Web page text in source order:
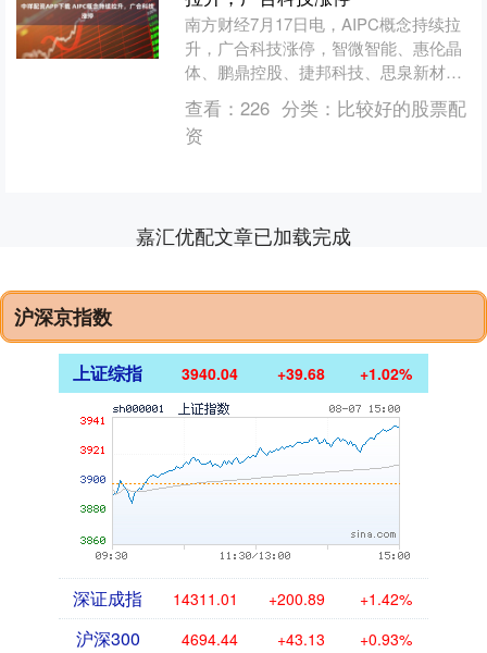
南方财经7月17日电，AIPC概念持续拉
升，广合科技涨停，智微智能、惠伦晶
体、鹏鼎控股、捷邦科技、思泉新材等
跟涨。....
查看： 226 分类： 比较好的股票配
资
嘉汇优配文章已加载完成
沪深京指数
上证综指 3940.04 +39.68 +1.02%
深证成指 14311.01 +200.89 +1.42%
沪深300 4694.44 +43.13 +0.93%